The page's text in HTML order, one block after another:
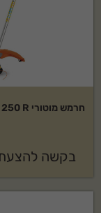
חרמש מוטורי STIHL FS 250 R
בקשה